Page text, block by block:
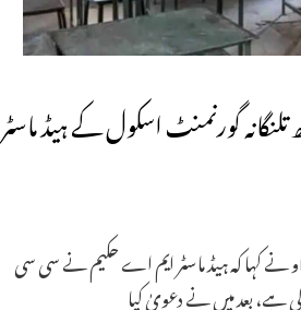
گورنمنٹ اسکول کے ہیڈ ماسٹر
کہا کہ ہیڈ ماسٹر ایم اے حکیم نے سی سی
بعد میں نے دعویٰ کیا